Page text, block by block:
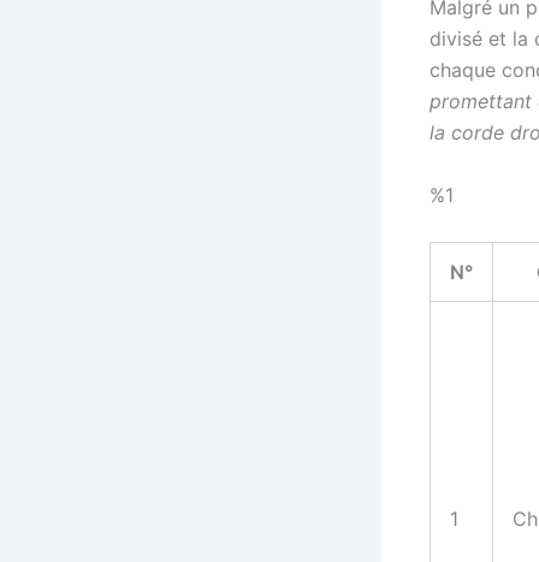
Malgré un
divisé et la
chaque
promettant
la corde
%1
N°
1